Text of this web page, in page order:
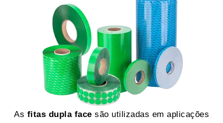
As fitas dupla face são utilizadas em aplicações